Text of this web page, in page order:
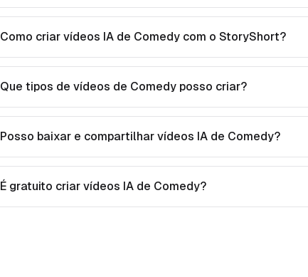
Como criar vídeos IA de Comedy com o StoryShort?
Que tipos de vídeos de Comedy posso criar?
Posso baixar e compartilhar vídeos IA de Comedy?
É gratuito criar vídeos IA de Comedy?